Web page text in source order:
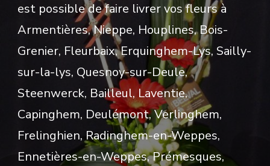
est possible de faire livrer vos fleurs à
Armentières, Nieppe, Houplines, Bois-
Grenier, Fleurbaix, Erquinghem-Lys, Sailly-
sur-la-lys, Quesnoy-sur-Deule,
Steenwerck, Bailleul, Laventie,
Capinghem, Deulémont, Verlinghem,
Frelinghien, Radinghem-en-Weppes,
Ennetières-en-Weppes, Prémesques,